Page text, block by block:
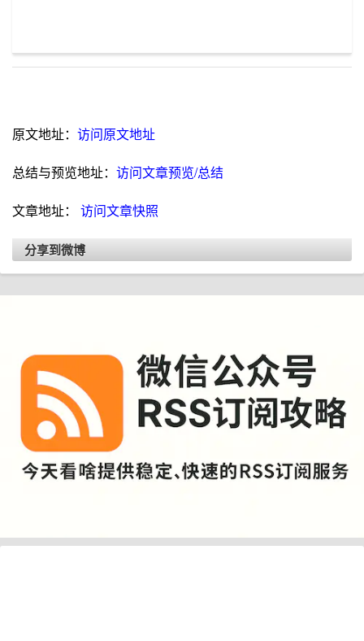
原文地址： 访问原文地址
总结与预览地址： 访问文章预览/总结
文章地址： 访问文章快照
分享到微博